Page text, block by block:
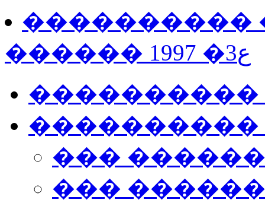
����������
������ 1997 �ع3
����������
����������
���
���